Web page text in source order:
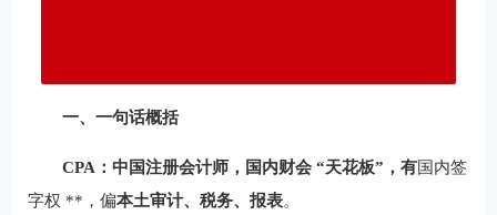
一、一句话概括
CPA：中国注册会计师，国内财会 “天花板”，有国内签
字权 **，偏本土审计、税务、报表。